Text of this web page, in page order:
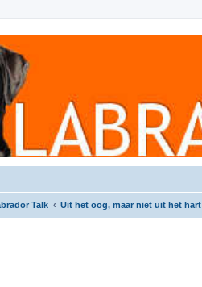
van Nederland en België!
Talk Uit het oog, maar niet uit het hart